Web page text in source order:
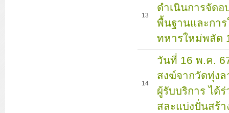
13
ดำเนินการจัด
พื้นฐานและกา
ทหารใหม่พลัด
14
วันที่ 16 พ.ค.
สงฆ์จากวัดทุ่ง
ผู้รับบริการ ได้
สละแบ่งปั่นสร้